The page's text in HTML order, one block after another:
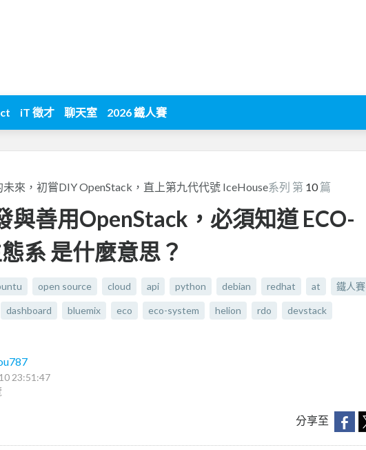
iT 徵才 聊天室 2026 鐵人賽
來，初嘗DIY OpenStack，直上第九代代號 IceHouse系列 第 10篇
與善用OpenStack，必須知道 ECO-
系 是什麼意思？
open source cloud api python debian redhat at 鐵人賽
dashboard bluemix eco eco-system helion rdo devstack
23:51:47
分享至